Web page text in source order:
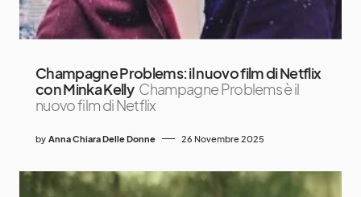
Champagne Problems: il nuovo film di Netflix
con Minka Kelly Champagne Problems è il
nuovo film di Netflix
by Anna Chiara Delle Donne 26 Novembre 2025